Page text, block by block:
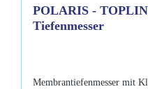
POLARIS -
Tiefenmesser
Membrantiefenmesser mit